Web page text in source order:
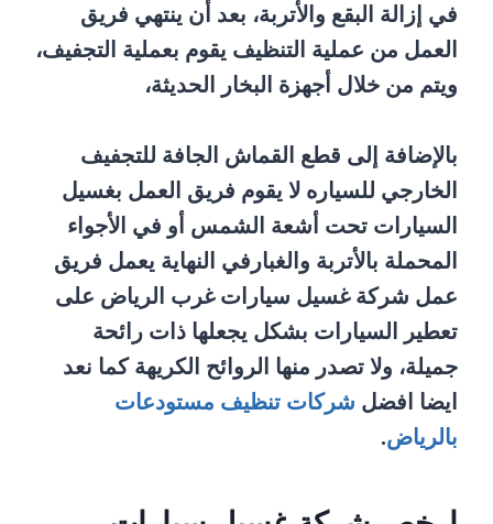
في إزالة البقع والأتربة، بعد أن ينتهي فريق
العمل من عملية التنظيف يقوم بعملية التجفيف،
ويتم من خلال أجهزة البخار الحديثة،
بالإضافة إلى قطع القماش الجافة للتجفيف
الخارجي للسياره لا يقوم فريق العمل بغسيل
السيارات تحت أشعة الشمس أو في الأجواء
المحملة بالأتربة والغبارفي النهاية يعمل فريق
عمل شركة غسيل سيارات غرب الرياض على
تعطير السيارات بشكل يجعلها ذات رائحة
جميلة، ولا تصدر منها الروائح الكريهة كما نعد
ايضا افضل شركات تنظيف مستودعات
بالرياض.